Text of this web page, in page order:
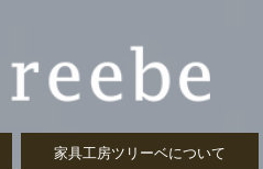
家具工房ツリーベについて